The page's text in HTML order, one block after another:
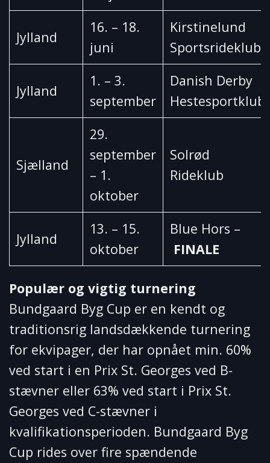
Jylland
16. – 18.
juni
Kirstinelund
Sportsrideklub
Jylland
1. – 3.
september
Danish Derby
Hestesportklub
Sjælland
29.
september
– 1.
oktober
Solrød
Rideklub
Jylland
13. – 15.
oktober
Blue Hors –
FINALE
Populær og vigtig turnering
Bundgaard Byg Cup er en kendt og
traditionsrig landsdækkende turnering
for ekvipager, der har opnået min. 60%
ved start i en Prix St. Georges ved B-
stævner eller 63% ved start i Prix St.
Georges ved C-stævner i
kvalifikationsperioden. Bundgaard Byg
Cup rides over fire spændende